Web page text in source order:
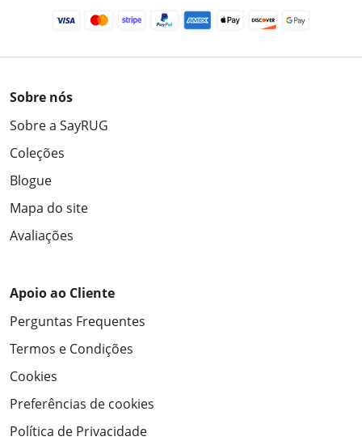
Sobre nós
Sobre a SayRUG
Coleções
Blogue
Mapa do site
Avaliações
Apoio ao Cliente
Perguntas Frequentes
Termos e Condições
Cookies
Preferências de cookies
Política de Privacidade